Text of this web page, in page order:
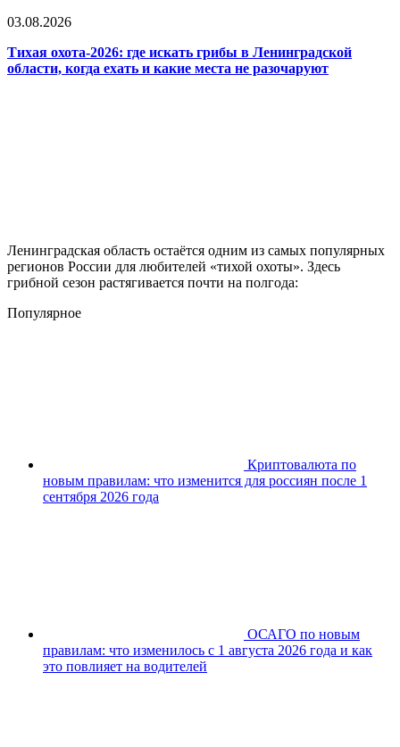
03.08.2026
Тихая охота-2026: где искать грибы в Ленинградской
области, когда ехать и какие места не разочаруют
Ленинградская область остаётся одним из самых популярных
регионов России для любителей «тихой охоты». Здесь
грибной сезон растягивается почти на полгода:
Популярное
Криптовалюта по
новым правилам: что изменится для россиян после 1
сентября 2026 года
ОСАГО по новым
правилам: что изменилось с 1 августа 2026 года и как
это повлияет на водителей